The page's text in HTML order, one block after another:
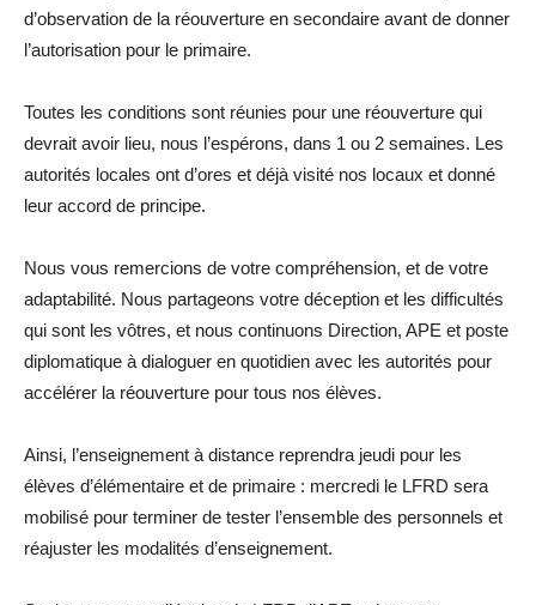
d’observation de la réouverture en secondaire avant de donner
l’autorisation pour le primaire.
Toutes les conditions sont réunies pour une réouverture qui
devrait avoir lieu, nous l’espérons, dans 1 ou 2 semaines. Les
autorités locales ont d’ores et déjà visité nos locaux et donné
leur accord de principe.
Nous vous remercions de votre compréhension, et de votre
adaptabilité. Nous partageons votre déception et les difficultés
qui sont les vôtres, et nous continuons Direction, APE et poste
diplomatique à dialoguer en quotidien avec les autorités pour
accélérer la réouverture pour tous nos élèves.
Ainsi, l’enseignement à distance reprendra jeudi pour les
élèves d’élémentaire et de primaire : mercredi le LFRD sera
mobilisé pour terminer de tester l’ensemble des personnels et
réajuster les modalités d’enseignement.